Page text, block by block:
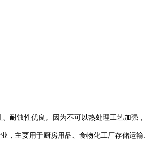
耐蚀性优良。因为不可以热处理工艺加强
，主要用于厨房用品、食物化工厂存储运